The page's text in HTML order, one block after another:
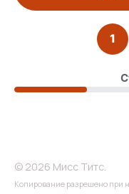
1
© 2026 Мисс Титс.
Копирование разрешено при